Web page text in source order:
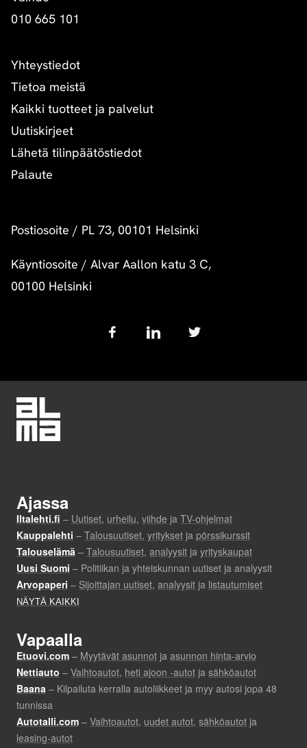
010 665 101
Yhteystiedot
Tietoa meistä
Kaikki tuotteet ja palvelut
Uutiskirjeet
Lähetä tilinpäätöstiedot
Palaute
Postiosoite / PL 73, 00101 Helsinki
Käyntiosoite / Alvar Aallon katu 3 C,
00100 Helsinki